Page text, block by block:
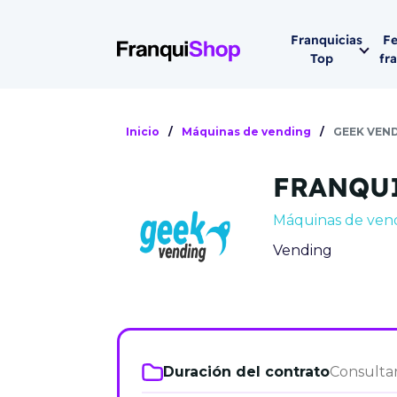
Franquicias
Top
Hostelería
Estética y
IFEMA -
España)
Lleva tu
Inicio / Máquinas de vending / GEEK
Máquinas de
Vending
Duración del contrato